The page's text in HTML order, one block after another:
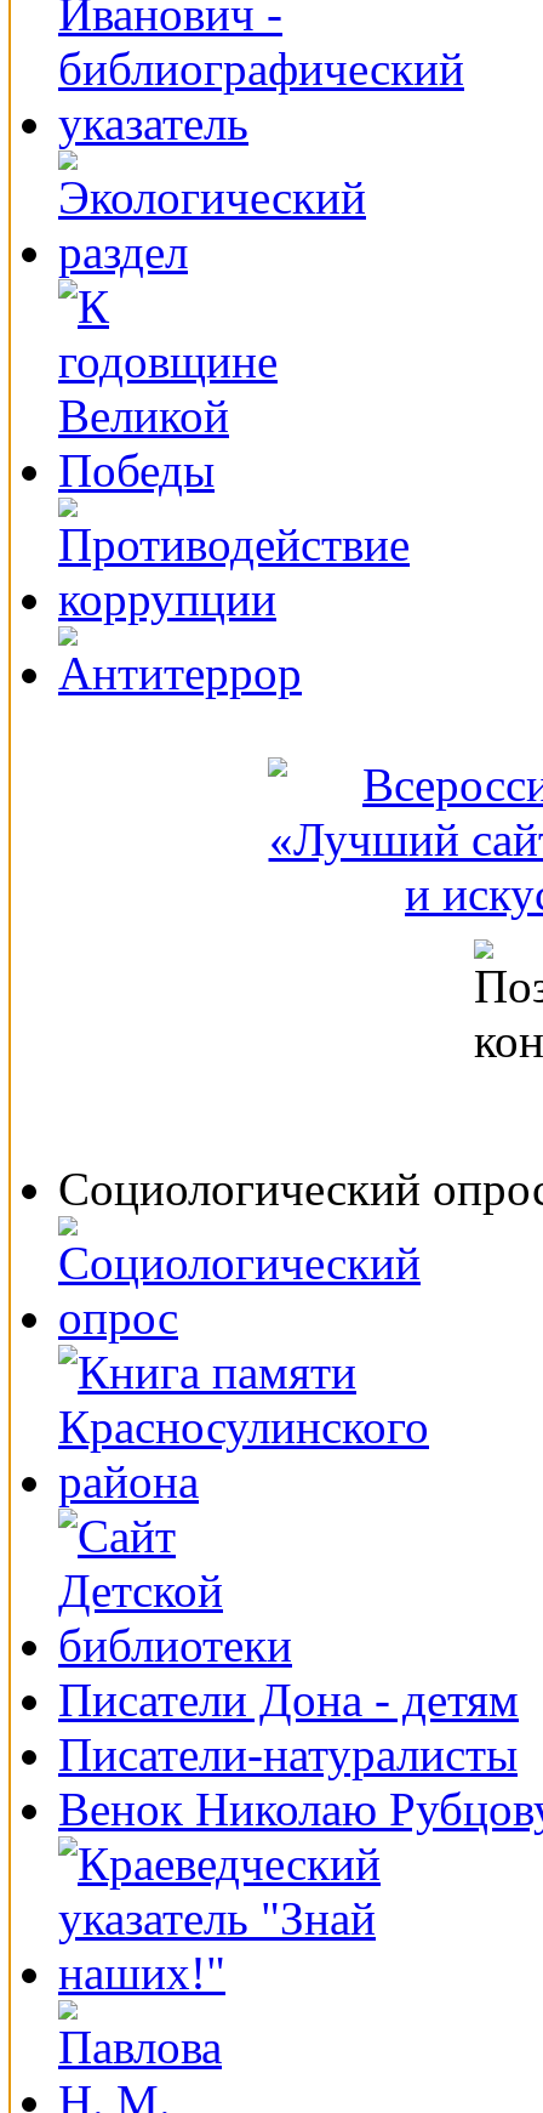
Социологический
Писатели Дона - детям
Писатели-натуралисты
Венок Николаю